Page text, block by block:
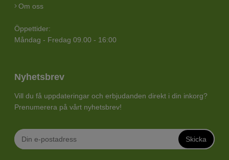
Om oss
Öppettider:
Måndag - Fredag 09.00 - 16:00
Nyhetsbrev
Vill du få uppdateringar och erbjudanden direkt i din inkorg?
Prenumerera på vårt nyhetsbrev!
Skicka